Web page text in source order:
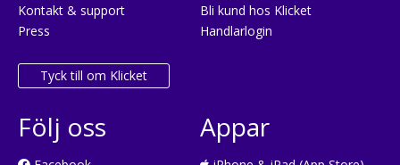
Kontakt & support
Press
Tyck till om Klicket
Bli kund hos Klicket
Handlarlogin
Följ oss Appar